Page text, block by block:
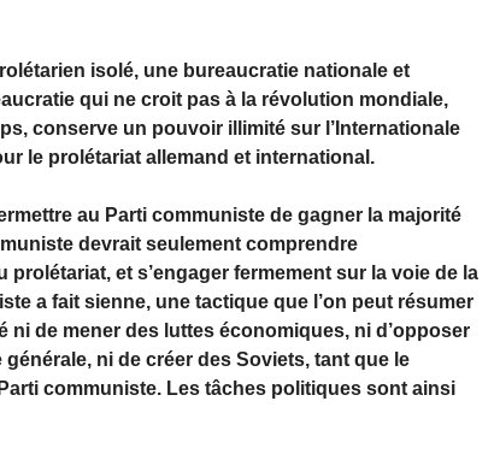
isolé, une bureaucratie nationale et
qui ne croit pas à la révolution mondiale,
conserve un pouvoir illimité sur l’Internationale
le prolétariat allemand et international.
au Parti communiste de gagner la majorité
devrait seulement comprendre
et s’engager fermement sur la voie de la
a fait sienne, une tactique que l’on peut résumer
de mener des luttes économiques, ni d’opposer
ni de créer des Soviets, tant que le
communiste. Les tâches politiques sont ainsi